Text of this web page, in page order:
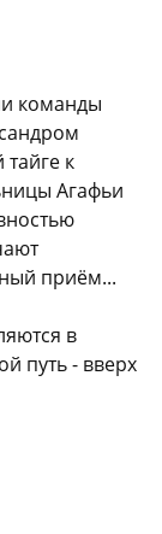
команды
к
Агафьи
приём...
в
путь - вверх